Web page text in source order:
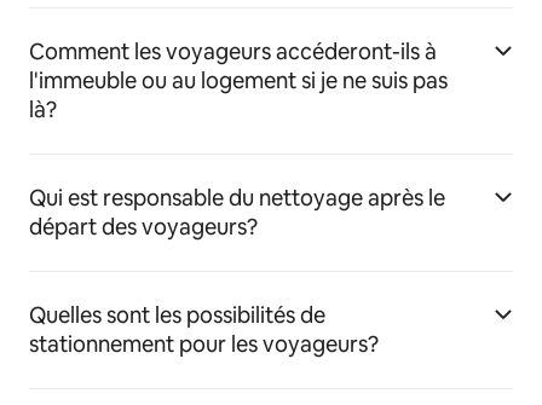
Comment les voyageurs accéderont-ils à
l'immeuble ou au logement si je ne suis pas
là?
Qui est responsable du nettoyage après le
départ des voyageurs?
Quelles sont les possibilités de
stationnement pour les voyageurs?